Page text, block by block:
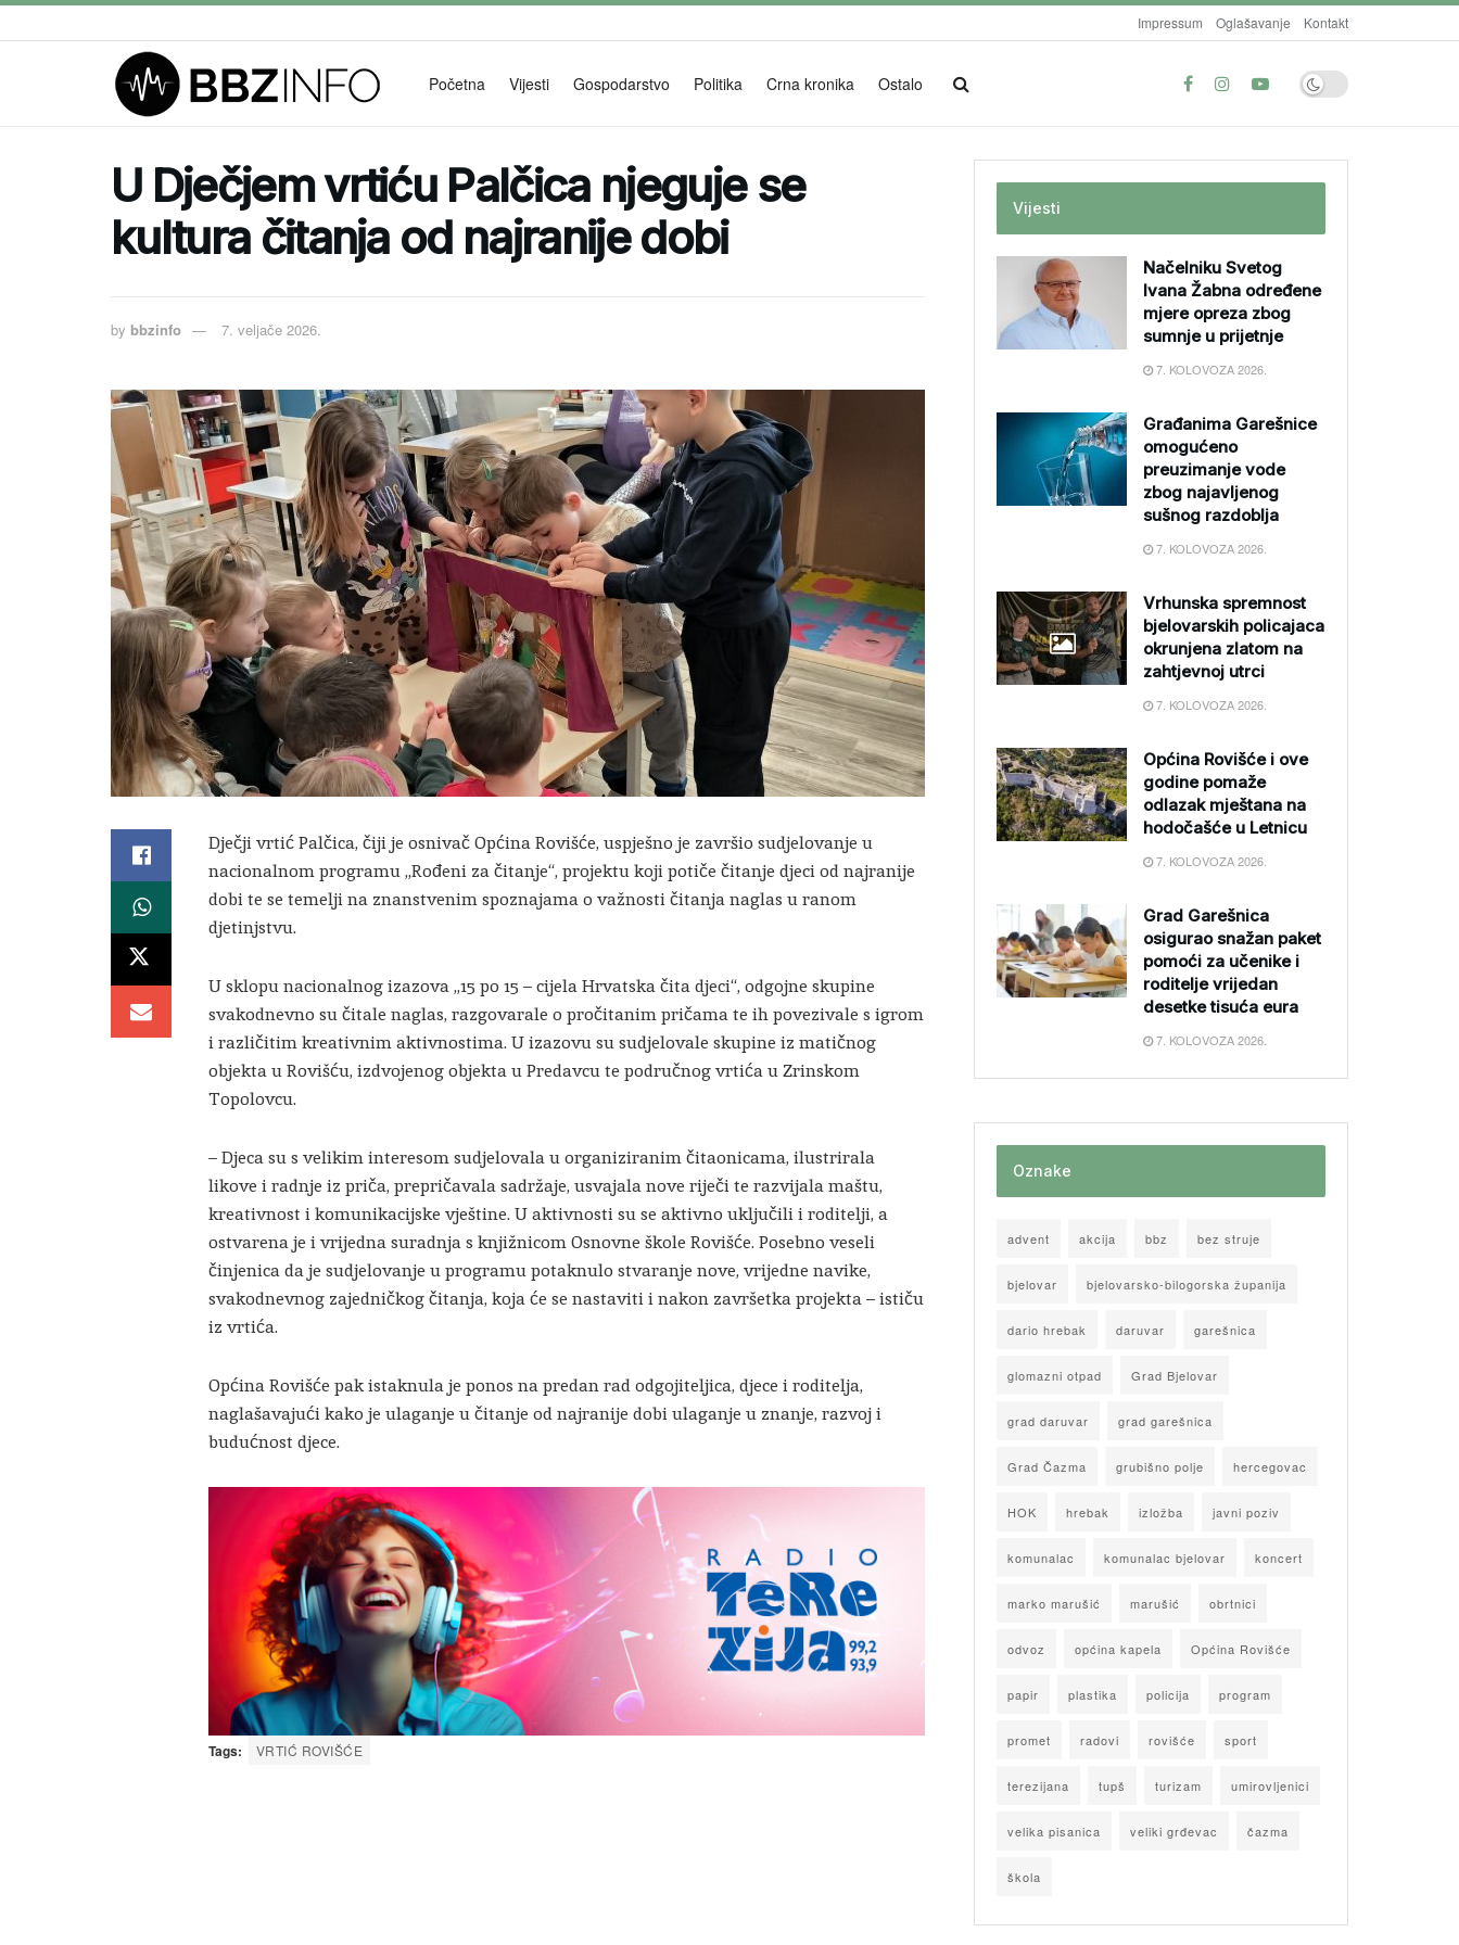
Impressum Oglašavanje Kontakt
Početna Vijesti Gospodarstvo Politika Crna kronika Ostalo
U Dječjem vrtiću Palčica njeguje se
kultura čitanja od najranije dobi
by bbzinfo 7. veljače 2026.
Dječji vrtić Palčica, čiji je osnivač Općina Rovišće, uspješno je završio sudjelovanje u
nacionalnom programu „Rođeni za čitanje“, projektu koji potiče čitanje djeci od najranije
dobi te se temelji na znanstvenim spoznajama o važnosti čitanja naglas u ranom
djetinjstvu.
U sklopu nacionalnog izazova „15 po 15 – cijela Hrvatska čita djeci“, odgojne skupine
svakodnevno su čitale naglas, razgovarale o pročitanim pričama te ih povezivale s igrom
i različitim kreativnim aktivnostima. U izazovu su sudjelovale skupine iz matičnog
objekta u Rovišću, izdvojenog objekta u Predavcu te područnog vrtića u Zrinskom
Topolovcu.
– Djeca su s velikim interesom sudjelovala u organiziranim čitaonicama, ilustrirala
likove i radnje iz priča, prepričavala sadržaje, usvajala nove riječi te razvijala maštu,
kreativnost i komunikacijske vještine. U aktivnosti su se aktivno uključili i roditelji, a
ostvarena je i vrijedna suradnja s knjižnicom Osnovne škole Rovišće. Posebno veseli
činjenica da je sudjelovanje u programu potaknulo stvaranje nove, vrijedne navike,
svakodnevnog zajedničkog čitanja, koja će se nastaviti i nakon završetka projekta – ističu
iz vrtića.
Općina Rovišće pak istaknula je ponos na predan rad odgojiteljica, djece i roditelja,
naglašavajući kako je ulaganje u čitanje od najranije dobi ulaganje u znanje, razvoj i
budućnost djece.
Tags: VRTIĆ ROVIŠĆE
Vijesti
Načelniku Svetog
Ivana Žabna određene
mjere opreza zbog
sumnje u prijetnje
7. KOLOVOZA 2026.
Građanima Garešnice
omogućeno
preuzimanje vode
zbog najavljenog
sušnog razdoblja
7. KOLOVOZA 2026.
Vrhunska spremnost
bjelovarskih policajaca
okrunjena zlatom na
zahtjevnoj utrci
7. KOLOVOZA 2026.
Općina Rovišće i ove
godine pomaže
odlazak mještana na
hodočašće u Letnicu
7. KOLOVOZA 2026.
Grad Garešnica
osigurao snažan paket
pomoći za učenike i
roditelje vrijedan
desetke tisuća eura
7. KOLOVOZA 2026.
Oznake
advent akcija bbz bez struje
bjelovar bjelovarsko-bilogorska županija
dario hrebak daruvar garešnica
glomazni otpad Grad Bjelovar
grad daruvar grad garešnica
Grad Čazma grubišno polje hercegovac
HOK hrebak izložba javni poziv
komunalac komunalac bjelovar koncert
marko marušić marušić obrtnici
odvoz općina kapela Općina Rovišće
papir plastika policija program
promet radovi rovišće sport
terezijana tupš turizam umirovljenici
velika pisanica veliki grđevac čazma
škola